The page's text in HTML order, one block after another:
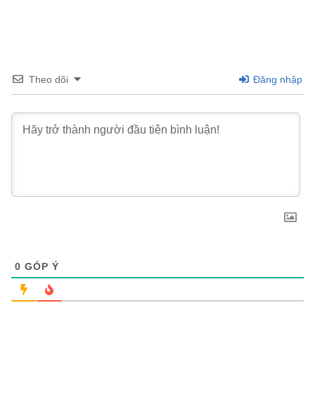
Theo dõi Đăng nhập
0 GÓP Ý